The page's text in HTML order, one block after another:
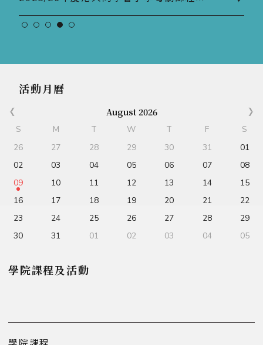
活動月曆
August 2026
S M T W T F
S
26
27 28 29 30 31
01
02
03 04 05 06 07
08
09
10 11 12 13 14
15
16
17 18 19 20 21
22
23
24 25 26 27 28
29
30
31 01 02 03 04 05
學院課程及活動